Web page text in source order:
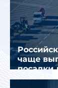
чаще
посадки
это